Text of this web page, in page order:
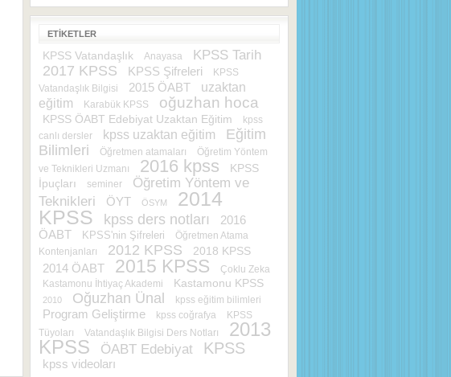
ETIKETLER
KPSS Vatandaşlık Anayasa
KPSS Tarih
2017 KPSS
KPSS Şifreleri
KPSS
Vatandaşlık Bilgisi
2015 ÖABT
uzaktan
eğitim
Karabük KPSS oğuzhan hoca
KPSS ÖABT Edebiyat Uzaktan Eğitim
kpss
canlı dersler
kpss uzaktan eğitim
Eğitim
Bilimleri
Öğretmen atamaları
Öğretim Yöntem
ve Teknikleri Uzmanı
2016 kpss
KPSS
İpuçları
seminer
Öğretim Yöntem ve
Teknikleri
ÖYT ÖSYM
2014
KPSS
kpss ders notları
2016
ÖABT
KPSS'nin Şifreleri
Öğretmen Atama
Kontenjanları
2012 KPSS 2018 KPSS
2014 ÖABT 2015 KPSS Çoklu Zeka
Kastamonu İhtiyaç Akademi Kastamonu KPSS
2010 Oğuzhan Ünal kpss eğitim bilimleri
Program Geliştirme kpss coğrafya
KPSS
Tüyoları
Vatandaşlık Bilgisi Ders Notları
2013
KPSS
ÖABT Edebiyat KPSS
kpss videoları